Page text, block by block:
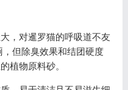
，对暹罗猫的呼吸道不友
但除臭效果和结团硬度
植物原料砂。